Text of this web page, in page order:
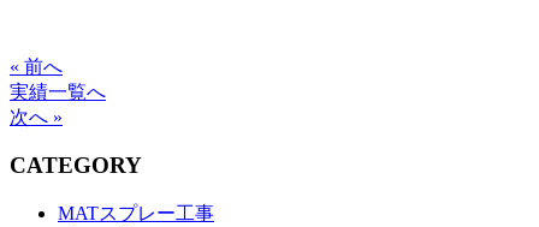
« 前へ
実績一覧へ
次へ »
CATEGORY
MATスプレー工事